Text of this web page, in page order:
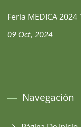
Feria MEDICA
09 Oct, 2024
Navegación